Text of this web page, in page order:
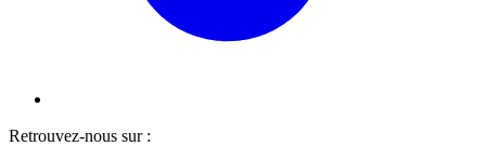
Retrouvez-nous sur :